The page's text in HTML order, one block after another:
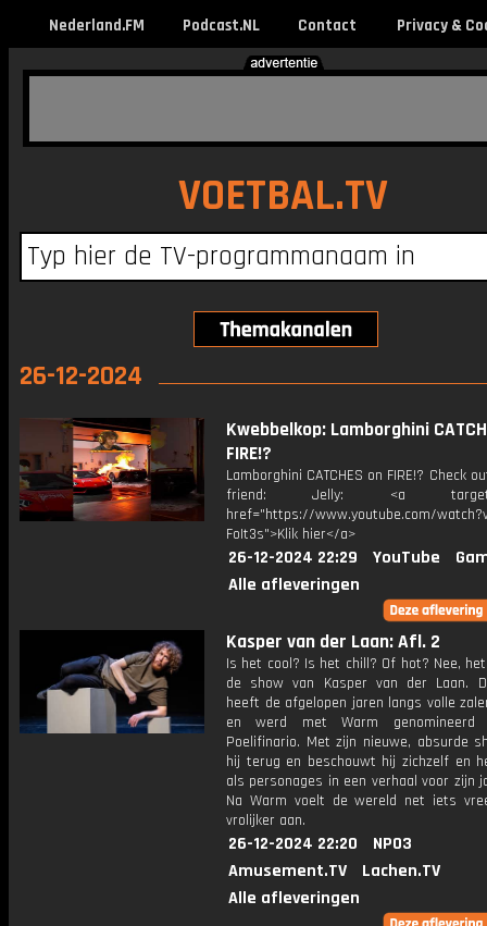
Nederland.FM Podcast.NL Contact Privacy &
VOETBAL.TV
26-12-2024
Kwebbelkop: Lamborghini
FIRE!?
Lamborghini CATCHES on FIRE!? Check
friend: Jelly: <a
href="https://www.youtube.com/
FoIt3s">Klik hier</a>
26-12-2024 22:29 YouTube
Alle afleveringen
Kasper van der Laan: Afl. 2
Is het cool? Is het chill? Of hot? Nee,
de show van Kasper van der Laan.
heeft de afgelopen jaren langs volle
en werd met Warm
Poelifinario. Met zijn nieuwe, absurde
hij terug en beschouwt hij zichzelf en
als personages in een verhaal voor zijn
Na Warm voelt de wereld net iets
vrolijker aan.
26-12-2024 22:20
NPO3
Amusement.TV
Lachen.TV
Alle afleveringen